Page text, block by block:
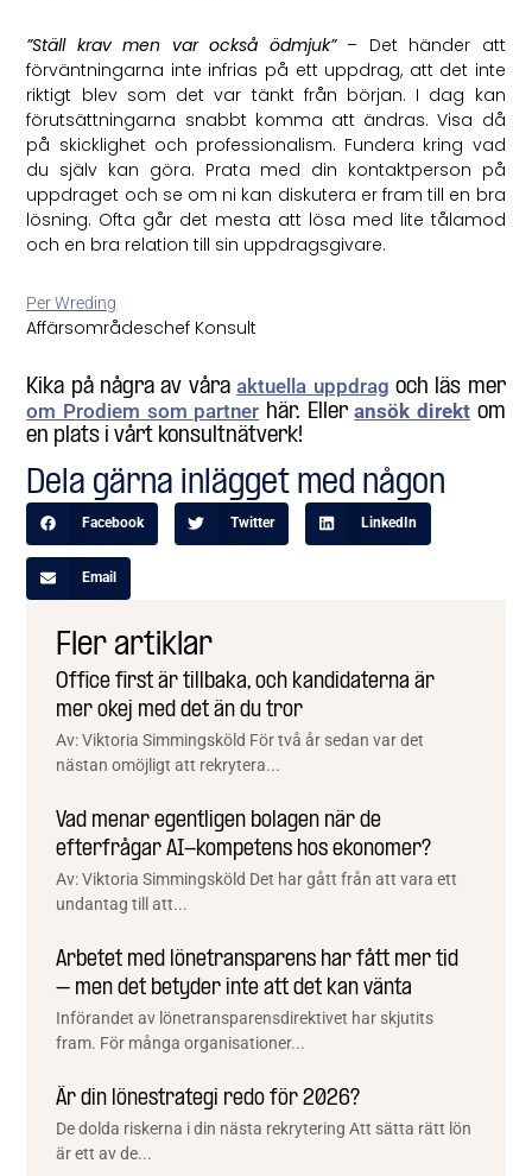
”Ställ krav men var också ödmjuk”– Det händer att
förväntningarna inte infrias på ett uppdrag, att det inte
riktigt blev som det var tänkt från början. I dag kan
förutsättningarna snabbt komma att ändras. Visa då
på skicklighet och professionalism. Fundera kring vad
du själv kan göra. Prata med din kontaktperson på
uppdraget och se om ni kan diskutera er fram till en bra
lösning. Ofta går det mesta att lösa med lite tålamod
och en bra relation till sin uppdragsgivare.
Per Wreding
Affärsområdeschef Konsult
Kika på några av våraaktuella uppdrag och läs mer
om Prodiem som partner här. Elleransök direktom
en plats i vårt konsultnätverk!
Dela gärna inlägget med någon
Facebook Twitter LinkedIn
Email
Fler artiklar
Office first är tillbaka, och kandidaterna är
mer okej med det än du tror
Av: Viktoria Simmingsköld För två år sedan var det
nästan omöjligt att rekrytera...
Vad menar egentligen bolagen när de
efterfrågar AI-kompetens hos ekonomer?
Av: Viktoria Simmingsköld Det har gått från att vara ett
undantag till att...
Arbetet med lönetransparens har fått mer tid
– men det betyder inte att det kan vänta
Införandet av lönetransparensdirektivet har skjutits
fram. För många organisationer...
Är din lönestrategi redo för 2026?
De dolda riskerna i din nästa rekrytering Att sätta rätt lön
är ett av de...